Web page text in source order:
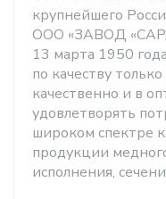
крупнейшего
ООО «ЗАВОД
13 марта 1950
по качеству
качественно и в
удовлетворять
широком спектре
продукции
исполнения,